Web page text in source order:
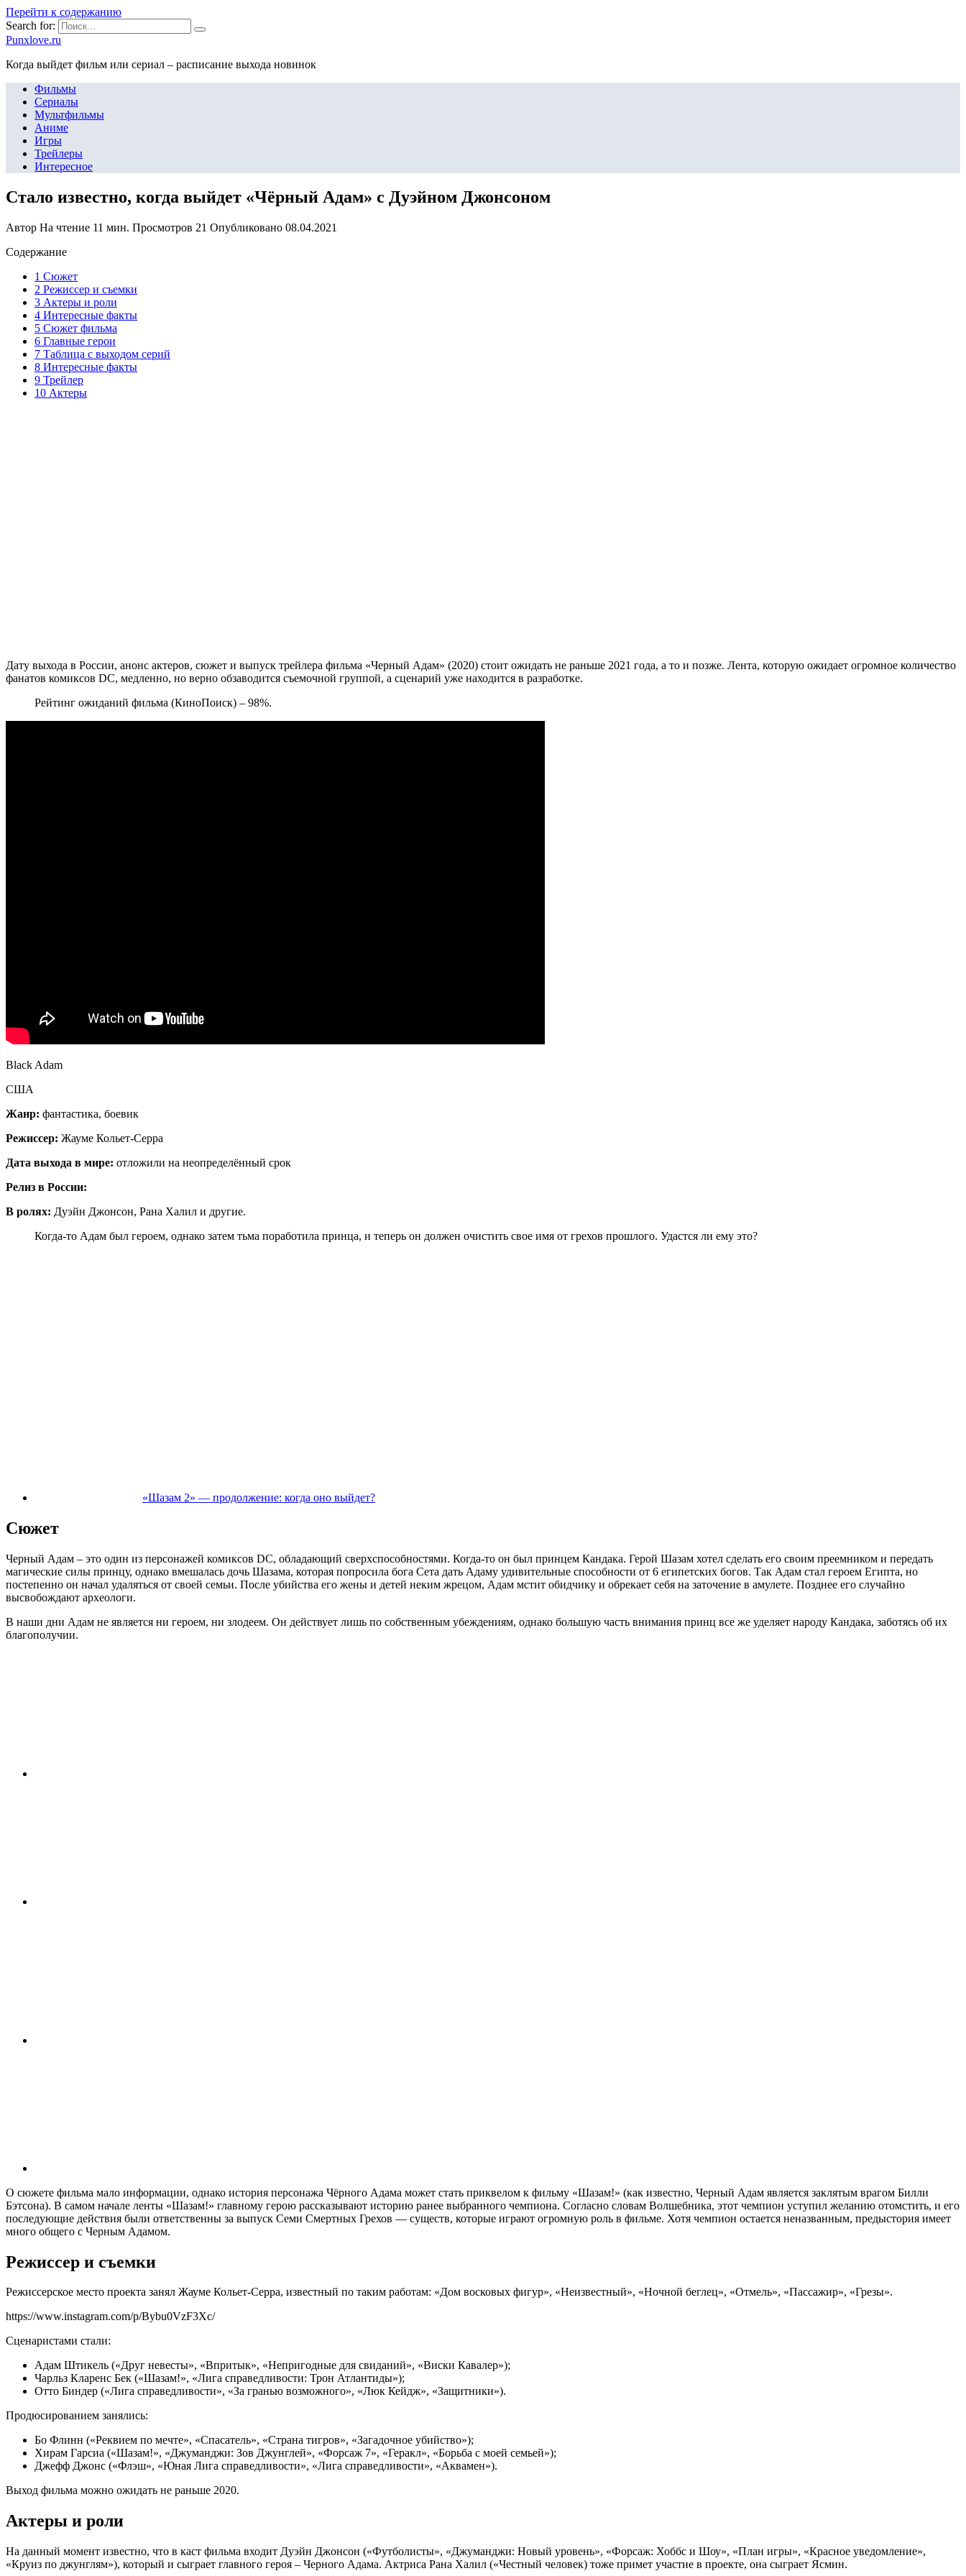
Перейти к содержанию
Search for:
Punxlove.ru
Когда выйдет фильм или сериал – расписание выхода новинок
Фильмы
Сериалы
Мультфильмы
Аниме
Игры
Трейлеры
Интересное
Стало известно, когда выйдет «Чёрный Адам» с Дуэйном Джонсоном
Автор На чтение 11 мин. Просмотров 21 Опубликовано 08.04.2021
Содержание
1 Сюжет
2 Режиссер и съемки
3 Актеры и роли
4 Интересные факты
5 Сюжет фильма
6 Главные герои
7 Таблица с выходом серий
8 Интересные факты
9 Трейлер
10 Актеры
Дату выхода в России, анонс актеров, сюжет и выпуск трейлера фильма «Черный Адам» (2020) стоит ожидать не раньше 2021 года, а то и позже. Лента, которую ожидает огромное количество
фанатов комиксов DC, медленно, но верно обзаводится съемочной группой, а сценарий уже находится в разработке.
Рейтинг ожиданий фильма (КиноПоиск) – 98%.
Black Adam
США
Жанр: фантастика, боевик
Режиссер: Жауме Кольет-Серра
Дата выхода в мире: отложили на неопределённый срок
Релиз в России:
В ролях: Дуэйн Джонсон, Рана Халил и другие.
Когда-то Адам был героем, однако затем тьма поработила принца, и теперь он должен очистить свое имя от грехов прошлого. Удастся ли ему это?
«Шазам 2» — продолжение: когда оно выйдет?
Сюжет
Черный Адам – это один из персонажей комиксов DC, обладающий сверхспособностями. Когда-то он был принцем Кандака. Герой Шазам хотел сделать его своим преемником и передать
магические силы принцу, однако вмешалась дочь Шазама, которая попросила бога Сета дать Адаму удивительные способности от 6 египетских богов. Так Адам стал героем Египта, но
постепенно он начал удаляться от своей семьи. После убийства его жены и детей неким жрецом, Адам мстит обидчику и обрекает себя на заточение в амулете. Позднее его случайно
высвобождают археологи.
В наши дни Адам не является ни героем, ни злодеем. Он действует лишь по собственным убеждениям, однако большую часть внимания принц все же уделяет народу Кандака, заботясь об их
благополучии.
О сюжете фильма мало информации, однако история персонажа Чёрного Адама может стать приквелом к фильму «Шазам!» (как известно, Черный Адам является заклятым врагом Билли
Бэтсона). В самом начале ленты «Шазам!» главному герою рассказывают историю ранее выбранного чемпиона. Согласно словам Волшебника, этот чемпион уступил желанию отомстить, и его
последующие действия были ответственны за выпуск Семи Смертных Грехов — существ, которые играют огромную роль в фильме. Хотя чемпион остается неназванным, предыстория имеет
много общего с Черным Адамом.
Режиссер и съемки
Режиссерское место проекта занял Жауме Кольет-Серра, известный по таким работам: «Дом восковых фигур», «Неизвестный», «Ночной беглец», «Отмель», «Пассажир», «Грезы».
https://www.instagram.com/p/Bybu0VzF3Xc/
Сценаристами стали:
Адам Штикель («Друг невесты», «Впритык», «Непригодные для свиданий», «Виски Кавалер»);
Чарльз Кларенс Бек («Шазам!», «Лига справедливости: Трон Атлантиды»);
Отто Биндер («Лига справедливости», «За гранью возможного», «Люк Кейдж», «Защитники»).
Продюсированием занялись:
Бо Флинн («Реквием по мечте», «Спасатель», «Страна тигров», «Загадочное убийство»);
Хирам Гарсиа («Шазам!», «Джуманджи: Зов Джунглей», «Форсаж 7», «Геракл», «Борьба с моей семьей»);
Джефф Джонс («Флэш», «Юная Лига справедливости», «Лига справедливости», «Аквамен»).
Выход фильма можно ожидать не раньше 2020.
Актеры и роли
На данный момент известно, что в каст фильма входит Дуэйн Джонсон («Футболисты», «Джуманджи: Новый уровень», «Форсаж: Хоббс и Шоу», «План игры», «Красное уведомление»,
«Круиз по джунглям»), который и сыграет главного героя – Черного Адама. Актриса Рана Халил («Честный человек) тоже примет участие в проекте, она сыграет Ясмин.